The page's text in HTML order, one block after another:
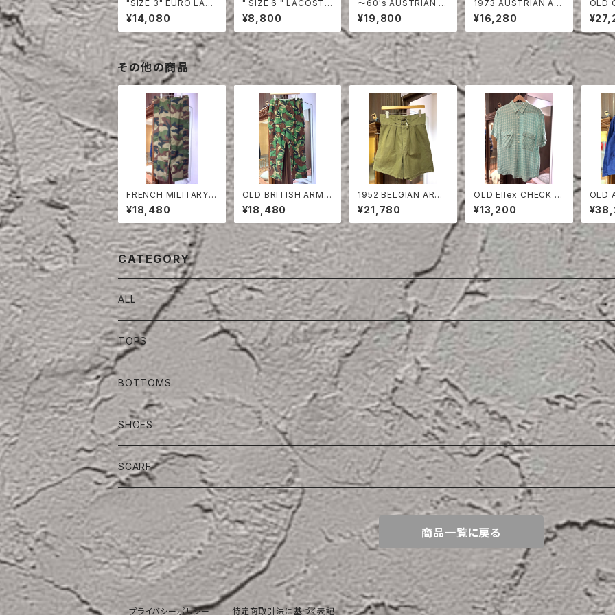
"SIZE 3" EURO LAC
OSTE POLO SHIRT
LONG SLEEVE
¥14,080
" SIZE 6 " LACOSTE
POLO SHIRT RED
¥8,800
〜60's AUSTRIAN A
RMY PEA DOT CAM
O FIERD PANTS
¥19,800
1973 AUSTRIAN AR
MY PEA DOT CAMO
FIERD PANTS
¥16,280
OLD
ON
その他の商品
FRENCH MILITARY
GORETEX PANTS
¥18,480
OLD BRITISH ARMY
CAMOUFLAGE TRO
USERS
¥18,480
1952 BELGIAN ARMY
COTTON SHORTS
¥21,780
OLD Ellex CHECK LI
NEN HALF SLEEVE S
HIRT
¥13,200
OLD
RE
CATEGORY
ALL
TOPS
BOTTOMS
SHOES
SCARF
商品一覧に戻る
プライバシーポリシー 特定商取引法に基づく表記